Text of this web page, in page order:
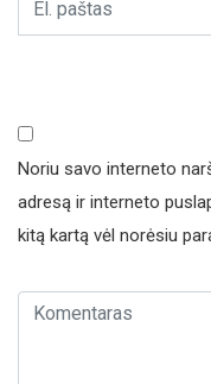
Noriu savo interneto
adresą ir interneto
kitą kartą vėl norėsiu